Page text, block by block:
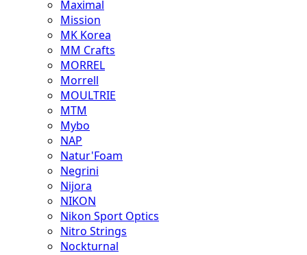
Maximal
Mission
MK Korea
MM Crafts
MORREL
Morrell
MOULTRIE
MTM
Mybo
NAP
Natur'Foam
Negrini
Nijora
NIKON
Nikon Sport Optics
Nitro Strings
Nockturnal